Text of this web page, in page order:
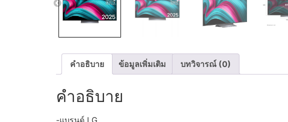
คำอธิบาย ข้อมูลเพิ่มเติม บทวิจารณ์ (0)
คำอธิบาย